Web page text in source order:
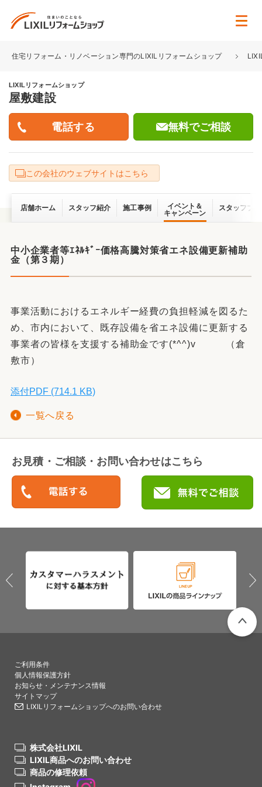
住宅リフォーム・リノベーション専門のLIXILリフォームショップ
LIXILリフォームショップ
屋敷建設
無料でご相談
この会社のウェブサイトはこちら
店舗ホーム スタッフ紹介 施工事例
イベント＆
キャンペーン
スタッフブ
中小企業者等ｴﾈﾙｷﾞｰ価格高騰対策省エネ設備更新補助
金（第３期）
事業活動におけるエネルギー経費の負担軽減を図るた
め、市内において、既存設備を省エネ設備に更新する
事業者の皆様を支援する補助金です(*^^)v （倉
敷市）
添付PDF (714.1 KB)
一覧へ戻る
お見積・ご相談・お問い合わせはこちら
ご利用条件
個人情報保護方針
お知らせ・メンテナンス情報
サイトマップ
LIXILリフォームショップへのお問い合わせ
株式会社LIXIL
LIXIL商品へのお問い合わせ
商品の修理依頼